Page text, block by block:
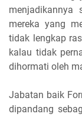
menjadikannya
mereka yang
tidak lengkap
kalau tidak
dihormati oleh
Jabatan baik
dipandang